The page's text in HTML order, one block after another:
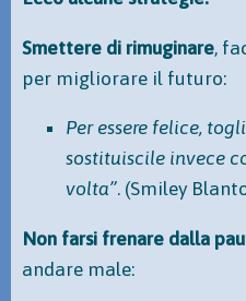
Smettere di rimuginare,
per migliorare il futuro:
Per essere felice,
sostituiscile invece
volta”. (Smiley
Non farsi frenare dalla
andare male: